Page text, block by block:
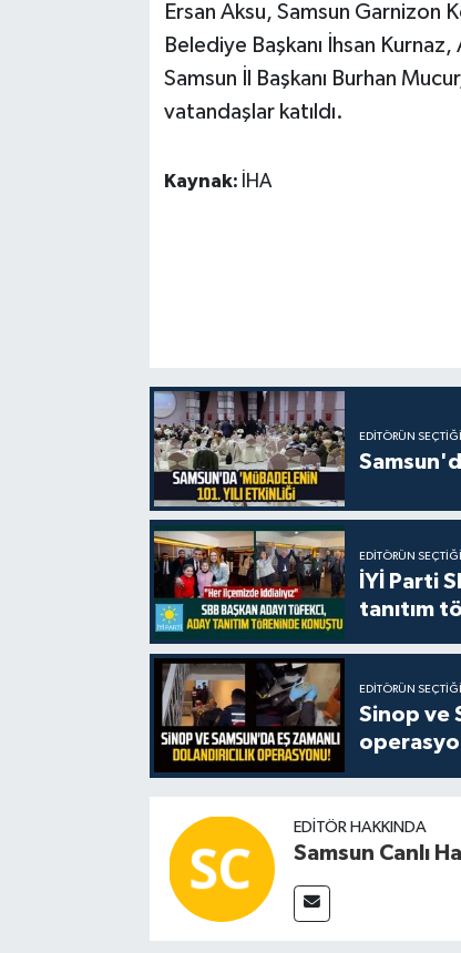
Ersan Aksu, Samsun Garnizon
Belediye Başkanı İhsan
Samsun İl Başkanı Burhan
vatandaşlar katıldı.
Kaynak: İHA
EDITÖRÜN SEÇTIĞI
EDITÖRÜN SEÇTIĞI
İYİ Parti
tanıtım
EDITÖRÜN SEÇTIĞI
Sinop ve
EDITÖR HAKKINDA
Samsun Canlı